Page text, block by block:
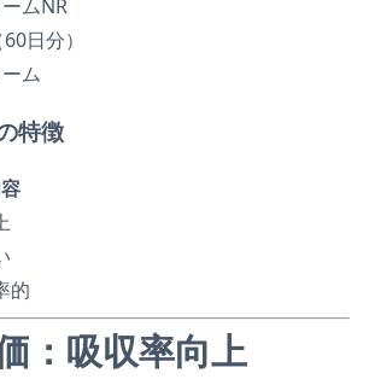
ムNR
日分）
ム
特徴
的
：吸収率向上